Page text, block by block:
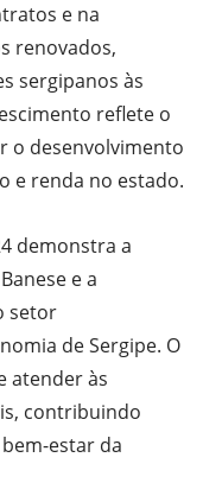
e na
renovados,
sergipanos às
reflete o
o desenvolvimento
e renda no estado.
demonstra a
e a
setor
de Sergipe. O
atender às
contribuindo
estar da